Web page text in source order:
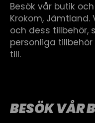
Besök vår butik
Krokom, Jämtland.
och dess
personliga
till.
BESÖK VÅR